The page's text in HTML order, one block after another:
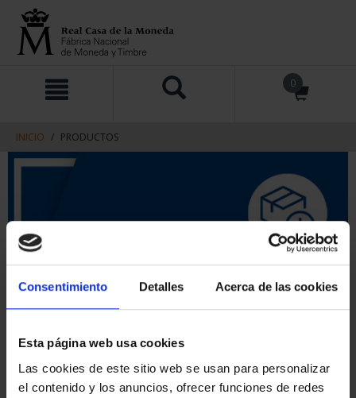
Consentimiento Detalles Acerca de las cookies
Esta página web usa cookies
Las cookies de este sitio web se usan para personalizar
el contenido y los anuncios, ofrecer funciones de redes
contenido
navegacin
0
INICIO PRODUCTOS